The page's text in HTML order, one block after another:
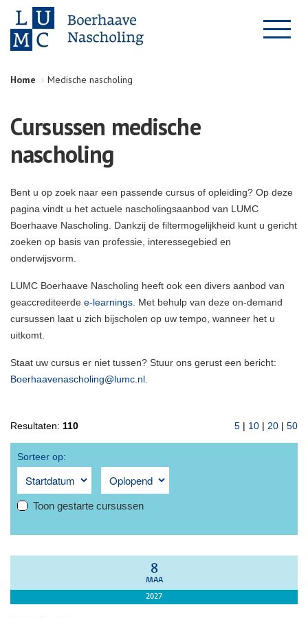
Home Medische nascholing
Cursussen medische
nascholing
Bent u op zoek naar een passende cursus of opleiding? Op deze
pagina vindt u het actuele nascholingsaanbod van LUMC
Boerhaave Nascholing. Dankzij de filtermogelijkheid kunt u gericht
zoeken op basis van professie, interessegebied en
onderwijsvorm.
LUMC Boerhaave Nascholing heeft ook een divers aanbod van
geaccrediteerde e-learnings . Met behulp van deze on-demand
cursussen laat u zich bijscholen op uw tempo, wanneer het u
uitkomt.
Staat uw cursus er niet tussen? Stuur ons gerust een bericht:
Boerhaavenascholing@lumc.nl
Resultaten: 110 5 | 10 | 20 | 50
Sorteer op:
Toon gestarte cursussen
8
MAA
2027